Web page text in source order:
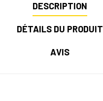
DESCRIPTION
DÉTAILS DU PRODUIT
AVIS